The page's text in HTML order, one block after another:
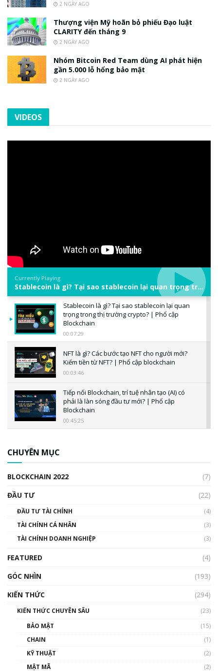
2 NGÀY AGO
Thượng viện Mỹ hoãn bỏ phiếu Đạo luật
CLARITY đến tháng 9
2 NGÀY AGO
Nhóm Bitcoin Red Team dùng AI phát hiện
gần 5.000 lỗ hổng bảo mật
2 NGÀY AGO
VIDEOS
Currently Playing
Stablecoin là gì? Tại sao stablecoin lại quan trọng trong thị trường crypto? | Phổ cập Blockchain
Stablecoin là gì? Tại sao stablecoin lại quan
trọng trong thị trường crypto? | Phổ cập
Blockchain
00:07:29
NFT là gì? Các bước tạo NFT cho người mới?
Kiếm tiền từ NFT? | Phổ cập blockchain
00:03:46
Tiếp nối Blockchain, trí tuệ nhân tạo (AI) có
phải là làn sóng đầu tư mới? | Phổ cập
Blockchain
00:45:25
00:02:14
Nhìn lại năm 2022: Những sự kiện ảnh hưởng
đến hệ sinh thái tiền mã hoá | Phổ cập
CHUYÊN MỤC
BLOCKCHAIN 2022
(7)
ĐẦU TƯ
(22)
ĐẦU TƯ TÀI CHÍNH
(4)
TÀI CHÍNH CÁ NHÂN
(3)
TÀI CHÍNH DOANH NGHIỆP
(3)
FEATURED
(4)
GÓC NHÌN
(193)
KIẾN THỨC
(294)
KIẾN THỨC CHUYÊN SÂU
(23)
BẢO MẬT
(15)
CHAIN
(1)
KỸ THUẬT
(2)
MẬT MÃ
(2)